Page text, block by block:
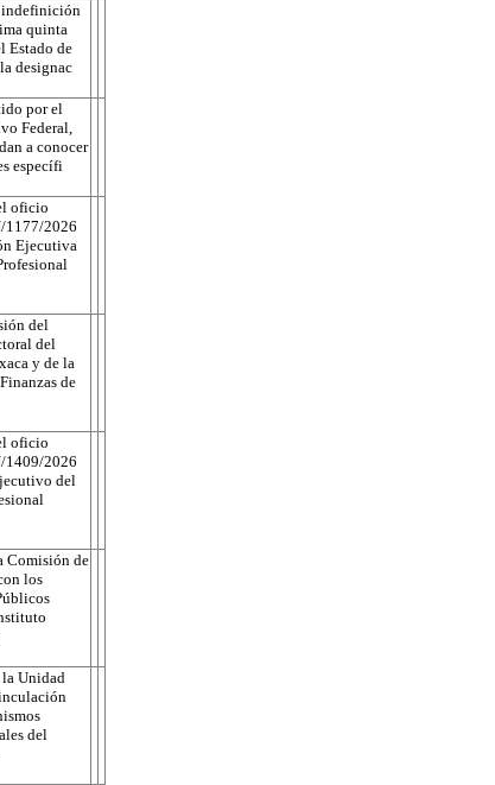
indefinición
quinta
Estado de
designac
por el
Federal,
a conocer
específi
oficio
1177/2026
Ejecutiva
del
del
y de la
de
oficio
1409/2026
del
Comisión de
los
la Unidad
del